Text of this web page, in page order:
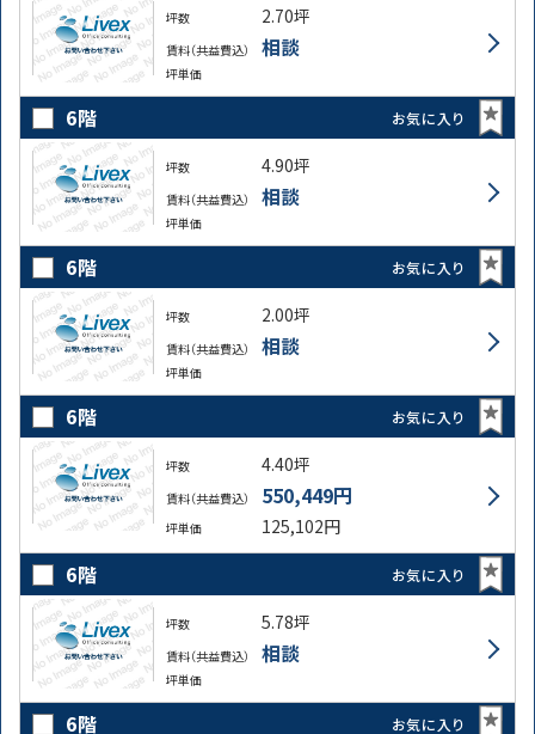
坪数 2.70坪
賃料（共益費込） 相談
坪単価
6階 お気に入り
坪数 4.90坪
賃料（共益費込） 相談
坪単価
6階 お気に入り
坪数 2.00坪
賃料（共益費込） 相談
坪単価
6階 お気に入り
坪数 4.40坪
賃料（共益費込） 550,449円
坪単価 125,102円
6階 お気に入り
坪数 5.78坪
賃料（共益費込） 相談
坪単価
6階 お気に入り